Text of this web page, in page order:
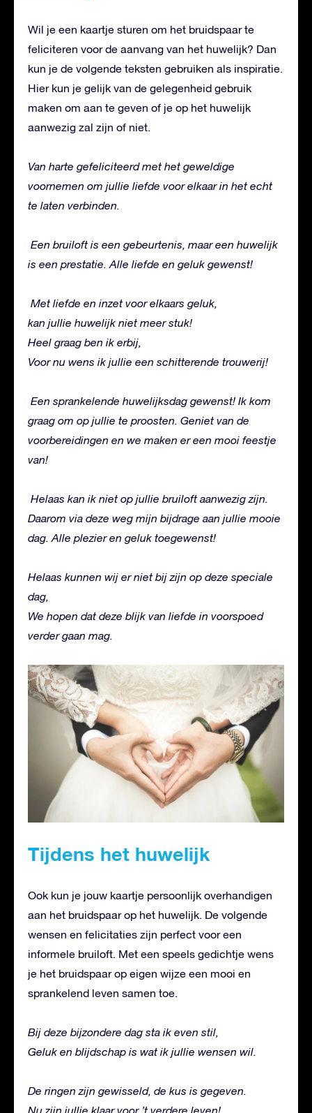
Wil je een kaartje sturen om het bruidspaar te
feliciteren voor de aanvang van het huwelijk? Dan
kun je de volgende teksten gebruiken als inspiratie.
Hier kun je gelijk van de gelegenheid gebruik
maken om aan te geven of je op het huwelijk
aanwezig zal zijn of niet.
Van harte gefeliciteerd met het geweldige
voornemen om jullie liefde voor elkaar in het echt
te laten verbinden.
Een bruiloft is een gebeurtenis, maar een huwelijk
is een prestatie. Alle liefde en geluk gewenst!
Met liefde en inzet voor elkaars geluk,
kan jullie huwelijk niet meer stuk!
Heel graag ben ik erbij,
Voor nu wens ik jullie een schitterende trouwerij!
Een sprankelende huwelijksdag gewenst! Ik kom
graag om op jullie te proosten. Geniet van de
voorbereidingen en we maken er een mooi feestje
van!
Helaas kan ik niet op jullie bruiloft aanwezig zijn.
Daarom via deze weg mijn bijdrage aan jullie mooie
dag. Alle plezier en geluk toegewenst!
Helaas kunnen wij er niet bij zijn op deze speciale
dag,
We hopen dat deze blijk van liefde in voorspoed
verder gaan mag.
Tijdens het huwelijk
Ook kun je jouw kaartje persoonlijk overhandigen
aan het bruidspaar op het huwelijk. De volgende
wensen en felicitaties zijn perfect voor een
informele bruiloft. Met een speels gedichtje wens
je het bruidspaar op eigen wijze een mooi en
sprankelend leven samen toe.
Bij deze bijzondere dag sta ik even stil,
Geluk en blijdschap is wat ik jullie wensen wil.
De ringen zijn gewisseld, de kus is gegeven.
Nu zijn jullie klaar voor ’t verdere leven!